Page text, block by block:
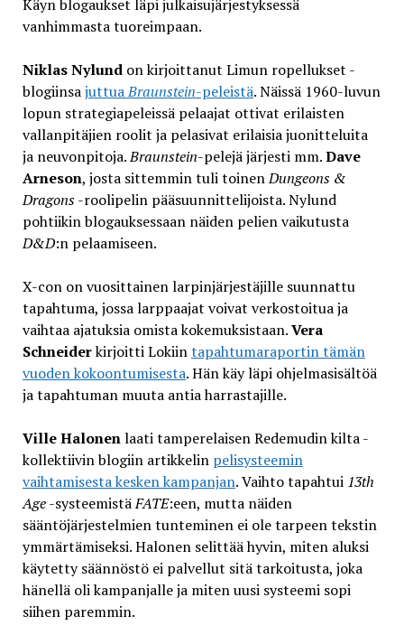
Käyn blogaukset läpi julkaisujärjestyksessä
vanhimmasta tuoreimpaan.
Niklas Nylundon kirjoittanut Limun ropellukset -
blogiinsajuttuaBraunstein-peleistä. Näissä 1960-luvun
lopun strategiapeleissä pelaajat ottivat erilaisten
vallanpitäjien roolit ja pelasivat erilaisia juonitteluita
ja neuvonpitoja.Braunstein-pelejä järjesti mm.Dave
Arneson, josta sittemmin tuli toinenDungeons &
Dragons-roolipelin pääsuunnittelijoista. Nylund
pohtiikin blogauksessaan näiden pelien vaikutusta
D&D:n pelaamiseen.
X-con on vuosittainen larpinjärjestäjille suunnattu
tapahtuma, jossa larppaajat voivat verkostoitua ja
vaihtaa ajatuksia omista kokemuksistaan.Vera
Schneiderkirjoitti Lokiintapahtumaraportin tämän
vuoden kokoontumisesta. Hän käy läpi ohjelmasisältöä
ja tapahtuman muuta antia harrastajille.
Ville Halonenlaati tamperelaisen Redemudin kilta -
kollektiivin blogiin artikkelin pelisysteemin
vaihtamisesta kesken kampanjan. Vaihto tapahtui 13th
Age-systeemistäFATE:een, mutta näiden
sääntöjärjestelmien tunteminen ei ole tarpeen tekstin
ymmärtämiseksi. Halonen selittää hyvin, miten aluksi
käytetty säännöstö ei palvellut sitä tarkoitusta, joka
hänellä oli kampanjalle ja miten uusi systeemi sopi
siihen paremmin.